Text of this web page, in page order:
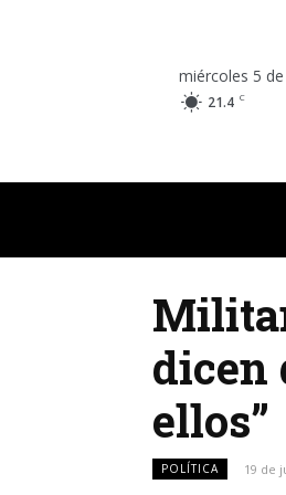
miércoles 5
21.4 C
dicen
ellos”
POLÍTICA 19 de